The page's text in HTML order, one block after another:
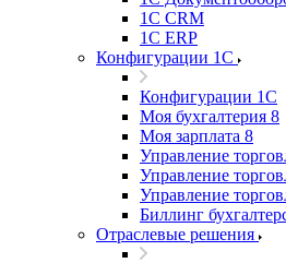
1С CRM
1С ERP
Конфигурации 1С
Конфигурации 1С
Моя бухгалтерия 8
Моя зарплата 8
Управление
Управление
Управление
Биллинг
Отраслевые решения